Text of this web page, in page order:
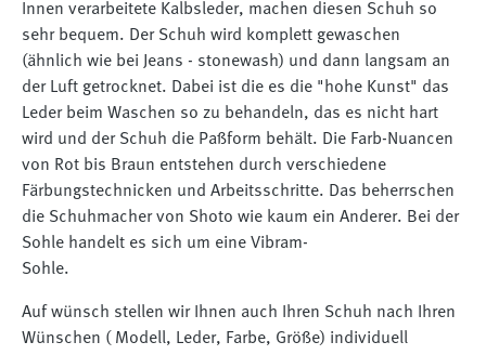
Innen verarbeitete Kalbsleder, machen diesen Schuh so
sehr bequem. Der Schuh wird komplett gewaschen
(ähnlich wie bei Jeans - stonewash) und dann langsam an
der Luft getrocknet. Dabei ist die es die "hohe Kunst" das
Leder beim Waschen so zu behandeln, das es nicht hart
wird und der Schuh die Paßform behält. Die Farb-Nuancen
von Rot bis Braun entstehen durch verschiedene
Färbungstechnicken und Arbeitsschritte. Das beherrschen
die Schuhmacher von Shoto wie kaum ein Anderer. Bei der
Sohle handelt es sich um eine Vibram-
Sohle.⠀⠀⠀⠀⠀⠀⠀⠀⠀
Auf wünsch stellen wir Ihnen auch Ihren Schuh nach Ihren
Wünschen ( Modell, Leder, Farbe, Größe) individuell